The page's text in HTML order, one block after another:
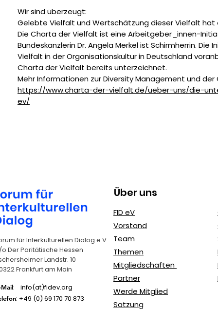
Wir sind überzeugt:
Gelebte Vielfalt und Wertschätzung dieser Vielfalt hat
Die Charta der Vielfalt ist eine Arbeitgeber_innen-
Bundeskanzlerin Dr. Angela Merkel ist Schirmherrin.
Vielfalt in der Organisationskultur in Deutschland
Charta der Vielfalt bereits unterzeichnet.
Mehr Informationen zur Diversity Management und
https://www.charta-der-vielfalt.de/ueber-uns/die-
ev/
für Interkulturellen Dialog e.V.
Der Paritätische Hessen
Landstr. 10
Frankfurt am Main
Mail: info(at)fidev.org
: +49 (0) 69 170 70 873
Über uns
FID eV
Vorstand
Team
Themen
Mitgliedschaften
Partner
Werde Mitglied
Satzung